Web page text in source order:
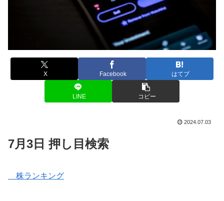
X Facebook はてブ
LINE コピー
2024.07.03
7月3日 押し目検索
株ランキング